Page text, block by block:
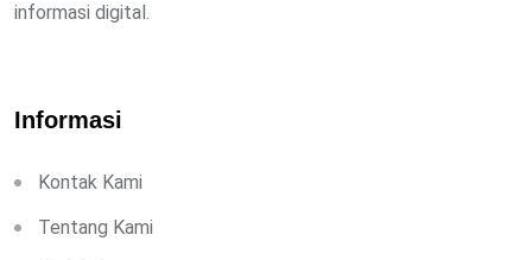
informasi digital.
Informasi
Kontak Kami
Tentang Kami